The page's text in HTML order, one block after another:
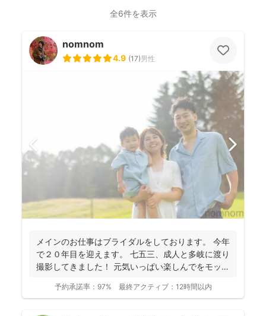
全6件を表示
nomnom
4.9 (17)男性
メインのお仕事はブライダルをしております。 今年
で２０年目を迎えます。 七五三、成人と多岐に渡り
撮影してきました！ 元気いっぱい楽しんでをモット
予約承諾率： 97% 最終アクティブ： 12時間以内